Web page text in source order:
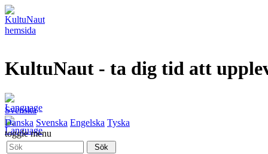
KultuNaut - ta dig tid att
Svenska
Danska Svenska Engelska Tyska
toggle menu